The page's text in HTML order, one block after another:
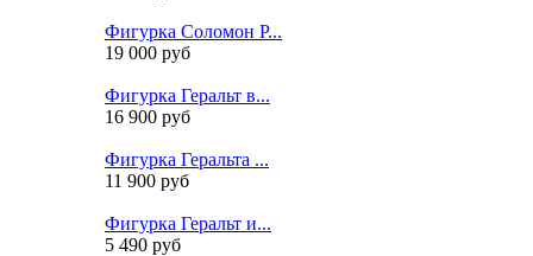
Фигурка Соломон Р...
19 000 руб
Фигурка Геральт в...
16 900 руб
Фигурка Геральта ...
11 900 руб
Фигурка Геральт и...
5 490 руб